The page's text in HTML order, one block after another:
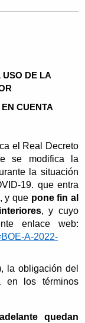
USO DE LA
CUENTA
el Real Decreto
se modifica la
la situación
19. que entra
, y que pone fin al
, y cuyo
enlace web:
A-2022-
la obligación del
en los términos
quedan